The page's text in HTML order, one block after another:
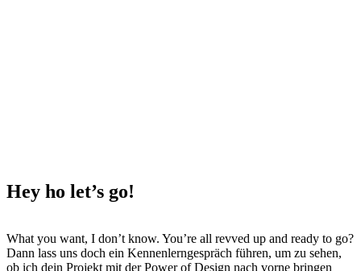
Hey ho let’s go!
What you want, I don’t know. You’re all revved up and ready to go?
Dann lass uns doch ein Kennenlerngespräch führen, um zu sehen,
ob ich dein Projekt mit der Power of Design nach vorne bringen